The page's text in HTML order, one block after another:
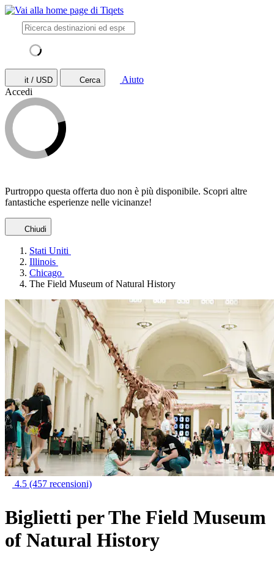
it / USD Cerca
Aiuto
Accedi
Purtroppo questa offerta duo non è più disponibile. Scopri altre
fantastiche esperienze nelle vicinanze!
Chiudi
Stati Uniti
Illinois
Chicago
The Field Museum of Natural History
4.5 (457 recensioni)
Biglietti per The Field Museum
of Natural History